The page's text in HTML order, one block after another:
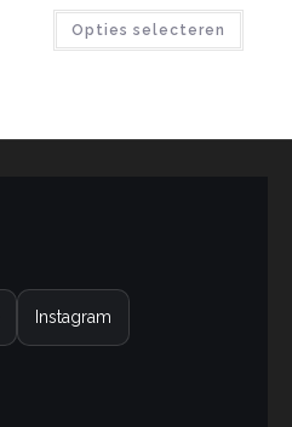
Opties selecteren
Instagram